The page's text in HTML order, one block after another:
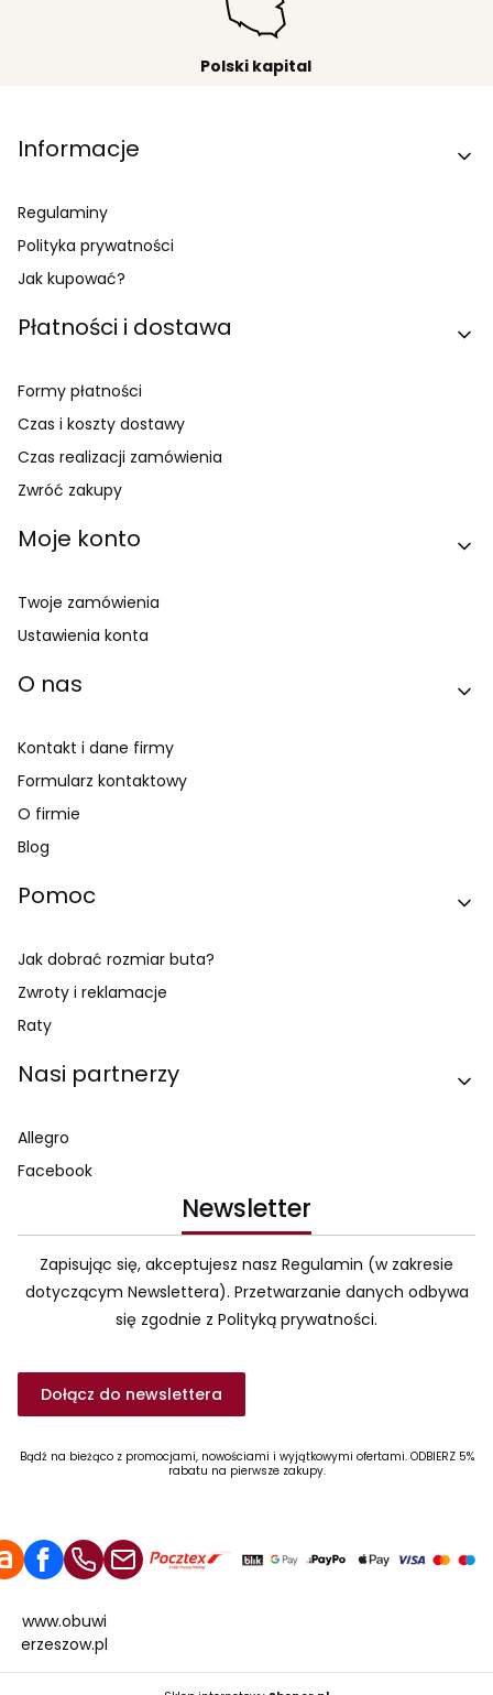
Polski kapital
Linki w stopce
Informacje
Regulaminy
Polityka prywatności
Jak kupować?
Płatności i dostawa
Formy płatności
Czas i koszty dostawy
Czas realizacji zamówienia
Zwróć zakupy
Moje konto
Twoje zamówienia
Ustawienia konta
O nas
Kontakt i dane firmy
Formularz kontaktowy
O firmie
Blog
Pomoc
Jak dobrać rozmiar buta?
Zwroty i reklamacje
Raty
Nasi partnerzy
Allegro
Facebook
Newsletter
Bądź na bieżąco z promocjami, nowościami i wyjątkowymi ofertami. ODBIERZ 5%
rabatu na pierwsze zakupy.
Dołącz do newslettera
Zapisując się, akceptujesz nasz Regulamin (w zakresie
dotyczącym Newslettera). Przetwarzanie danych odbywa
się zgodnie z Polityką prywatności.
www.obuwi
erzeszow.pl